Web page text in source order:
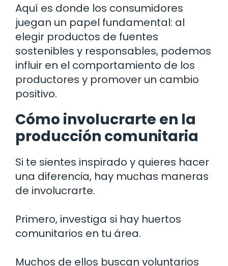
Aquí es donde los consumidores
juegan un papel fundamental: al
elegir productos de fuentes
sostenibles y responsables, podemos
influir en el comportamiento de los
productores y promover un cambio
positivo.
Cómo involucrarte en la
producción comunitaria
Si te sientes inspirado y quieres hacer
una diferencia, hay muchas maneras
de involucrarte.
Primero, investiga si hay huertos
comunitarios en tu área.
Muchos de ellos buscan voluntarios